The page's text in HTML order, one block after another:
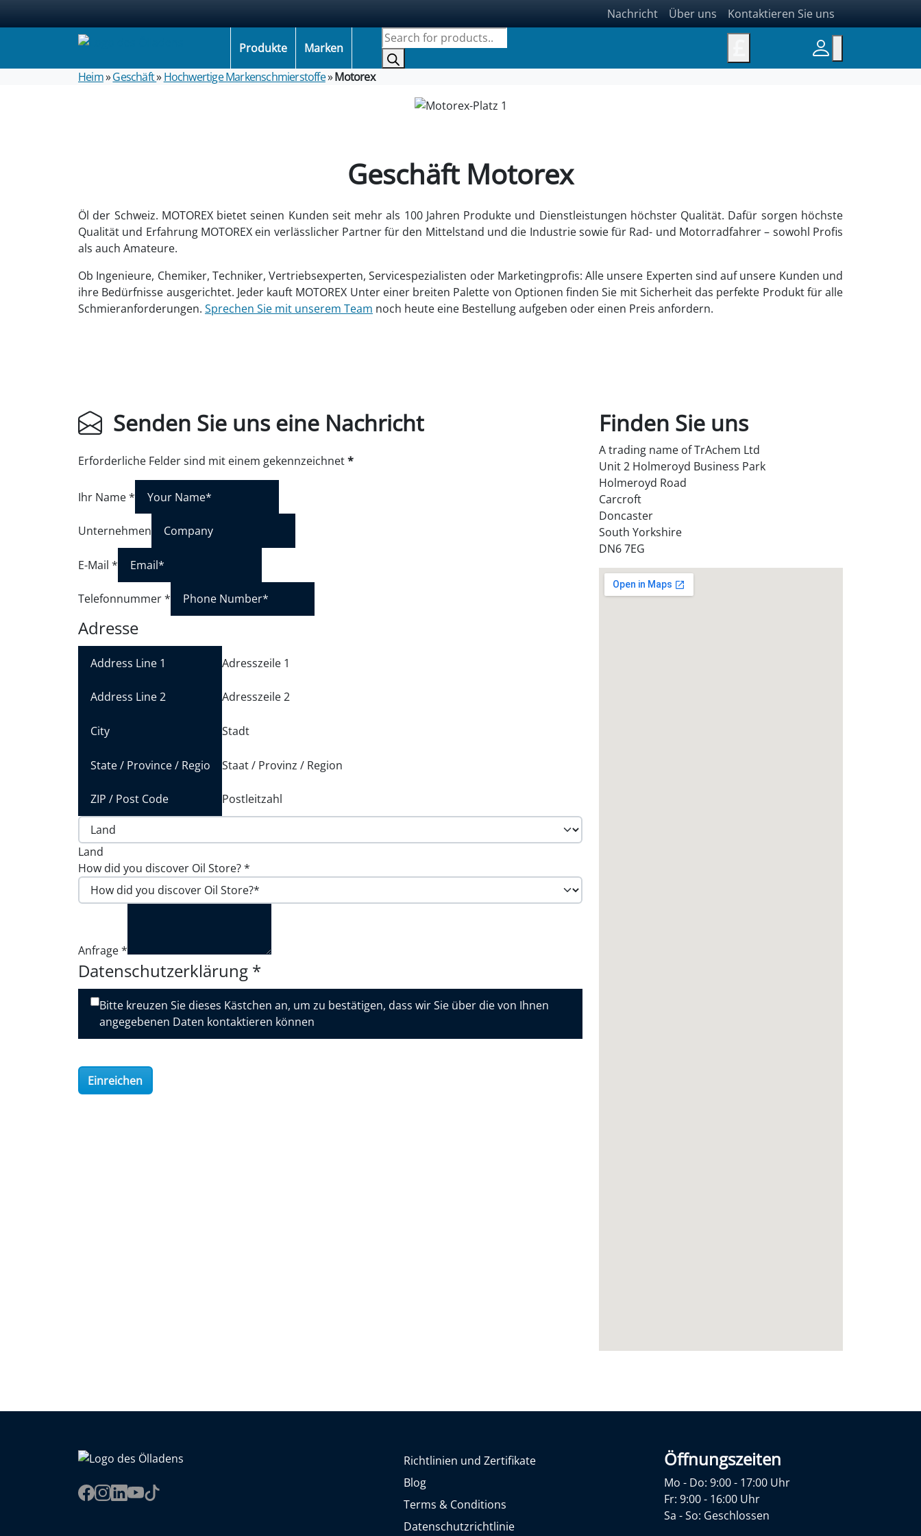
Produkte Marken
Produktsuche
Heim»Geschäft» Hochwertige Markenschmierstoffe»Motorex
Nachricht Über uns Kontaktieren Sie uns
Geschäft Motorex
Öl der Schweiz. MOTOREX bietet seinen Kunden seit mehr als 100 Jahren Produkte und Dienstleistungen höchster Qualität. Dafür sorgen höchste
Qualität und Erfahrung MOTOREX ein verlässlicher Partner für den Mittelstand und die Industrie sowie für Rad- und Motorradfahrer – sowohl Profis
als auch Amateure.
Ob Ingenieure, Chemiker, Techniker, Vertriebsexperten, Servicespezialisten oder Marketingprofis: Alle unsere Experten sind auf unsere Kunden und
ihre Bedürfnisse ausgerichtet. Jeder kauft MOTOREX Unter einer breiten Palette von Optionen finden Sie mit Sicherheit das perfekte Produkt für alle
Schmieranforderungen. Sprechen Sie mit unserem Team noch heute eine Bestellung aufgeben oder einen Preis anfordern.
Senden Sie uns eine Nachricht
Erforderliche Felder sind mit einem gekennzeichnet*
Ihr Name*
Unternehmen
E-Mail *
Telefonnummer*
Adresse
Adresszeile 1
Adresszeile 2
Stadt
Staat / Provinz / Region
Postleitzahl
Land
How did you discover Oil Store?*
Anfrage*
Datenschutzerklärung *
Bitte kreuzen Sie dieses Kästchen an, um zu bestätigen, dass wir Sie über die von Ihnen
angegebenen Daten kontaktieren können
Einreichen
Finden Sie uns
A trading name of TrAchem Ltd
Unit 2 Holmeroyd Business Park
Holmeroyd Road
Carcroft
Doncaster
South Yorkshire
DN6 7EG
Richtlinien und Zertifikate
Blog
Terms & Conditions
Datenschutzrichtlinie
Öffnungszeiten
Mo - Do: 9:00 - 17:00 Uhr
Fr: 9:00 - 16:00 Uhr
Sa - So: Geschlossen